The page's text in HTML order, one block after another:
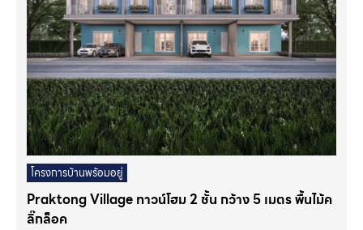
โครงการบ้านพร้อมอยู่
Praktong Village ทาวน์โฮม 2 ชั้น กว้าง 5 เมตร พื้นไม้ค
ลิ๊กล็อค